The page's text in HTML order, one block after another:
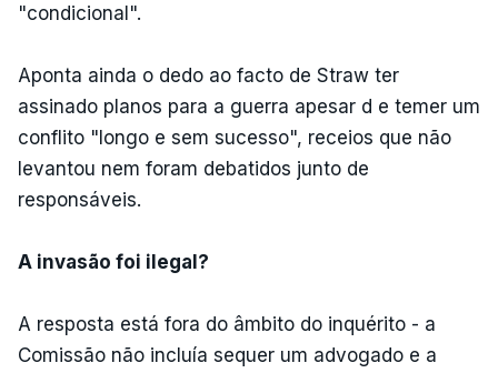
"condicional".
Aponta ainda o dedo ao facto de Straw ter
assinado planos para a guerra apesar d e temer um
conflito "longo e sem sucesso", receios que não
levantou nem foram debatidos junto de
responsáveis.
A invasão foi ilegal?
A resposta está fora do âmbito do inquérito - a
Comissão não incluía sequer um advogado e a